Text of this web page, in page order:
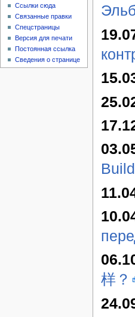
样？
Ссылки сюда
Связанные правки
Спецстраницы
Версия для печати
Постоянная ссылка
Сведения о странице